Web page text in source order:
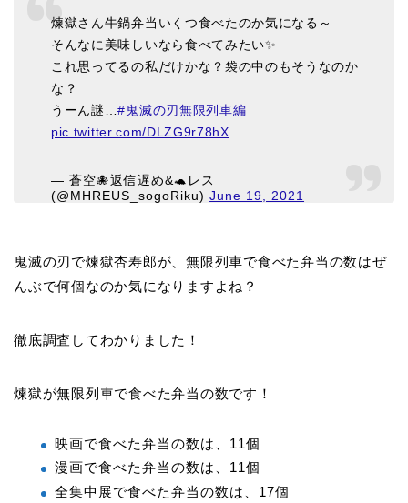
煉獄さん牛鍋弁当いくつ食べたのか気になる～
そんなに美味しいなら食べてみたい✨
これ思ってるの私だけかな？袋の中のもそうなのか
な？
うーん謎…#鬼滅の刃無限列車編
pic.twitter.com/DLZG9r78hX
— 蒼空🐙返信遅め&🐢レス
(@MHREUS_sogoRiku)June 19, 2021
鬼滅の刃で煉獄杏寿郎が、無限列車で食べた弁当の数はぜ
んぶで何個なのか気になりますよね？
徹底調査してわかりました！
煉獄が無限列車で食べた弁当の数です！
映画で食べた弁当の数は、11個
漫画で食べた弁当の数は、11個
全集中展で食べた弁当の数は、17個